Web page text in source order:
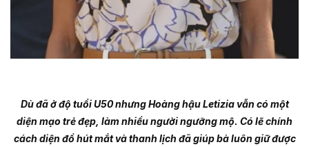
Dù đã ở độ tuổi U50 nhưng Hoàng hậu Letizia vẫn có một
diện mạo trẻ đẹp, làm nhiều người ngưỡng mộ. Có lẽ chính
cách diện đồ hút mắt và thanh lịch đã giúp bà luôn giữ được